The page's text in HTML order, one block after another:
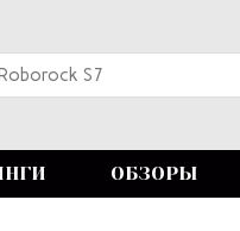
ОБЗОРЫ